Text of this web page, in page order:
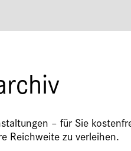
– für Sie
Reichweite zu verleihen.